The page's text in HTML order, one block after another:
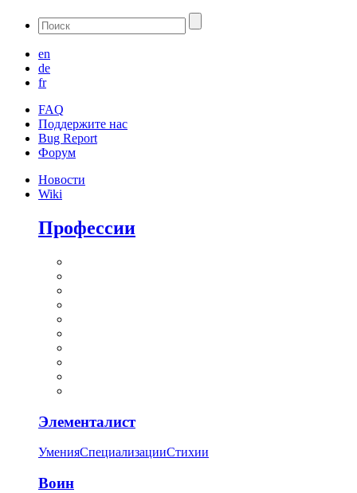
en
de
fr
FAQ
Поддержите нас
Bug Report
Форум
Новости
Wiki
Профессии
Элементалист
УменияСпециализацииСтихии
Воин